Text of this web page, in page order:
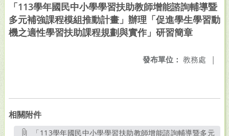
「113學年國民中小學學習扶助教師增能諮詢輔導暨
多元補強課程模組推動計畫」辦理「促進學生學習動
機之適性學習扶助課程規劃與實作」研習簡章
發布單位： 教務處 |
相關附件